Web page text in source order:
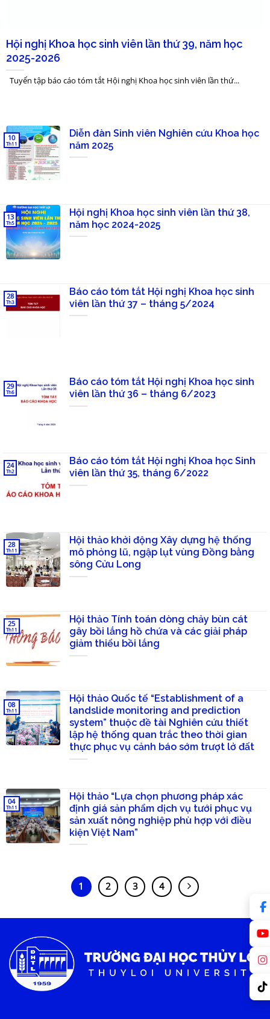
Hội nghị Khoa học sinh viên lần thứ 39, năm học
2025-2026
Tuyển tập báo cáo tóm tắt Hội nghị Khoa học sinh viên lần thứ...
Diễn đàn Sinh viên Nghiên cứu Khoa học
năm 2025
10
Th11
Hội nghị Khoa học sinh viên lần thứ 38,
năm học 2024-2025
13
Th5
Báo cáo tóm tắt Hội nghị Khoa học sinh
viên lần thứ 37 – tháng 5/2024
28
Th3
Báo cáo tóm tắt Hội nghị Khoa học sinh
viên lần thứ 36 – tháng 6/2023
29
Th6
Báo cáo tóm tắt Hội nghị Khoa học Sinh
viên lần thứ 35, tháng 6/2022
24
Th2
Hội thảo khởi động Xây dựng hệ thống
mô phỏng lũ, ngập lụt vùng Đồng bằng
sông Cửu Long
28
Th11
Hội thảo Tính toán dòng chảy bùn cát
gây bồi lắng hồ chứa và các giải pháp
giảm thiểu bồi lắng
25
Th11
Hội thảo Quốc tế “Establishment of a
landslide monitoring and prediction
system” thuộc đề tài Nghiên cứu thiết
lập hệ thống quan trắc theo thời gian
thực phục vụ cảnh báo sớm trượt lở đất
08
Th11
Hội thảo “Lựa chọn phương pháp xác
định giá sản phẩm dịch vụ tưới phục vụ
sản xuất nông nghiệp phù hợp với điều
kiện Việt Nam”
04
Th11
1 2 3 4